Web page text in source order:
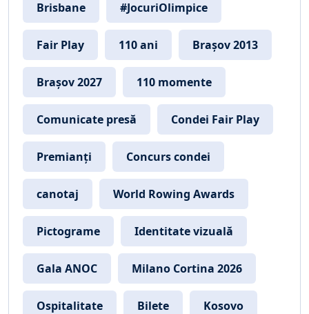
Brisbane #JocuriOlimpice
Fair Play 110 ani Brașov 2013
Brașov 2027 110 momente
Comunicate presă Condei Fair Play
Premianți Concurs condei
canotaj World Rowing Awards
Pictograme Identitate vizuală
Gala ANOC Milano Cortina 2026
Ospitalitate Bilete Kosovo